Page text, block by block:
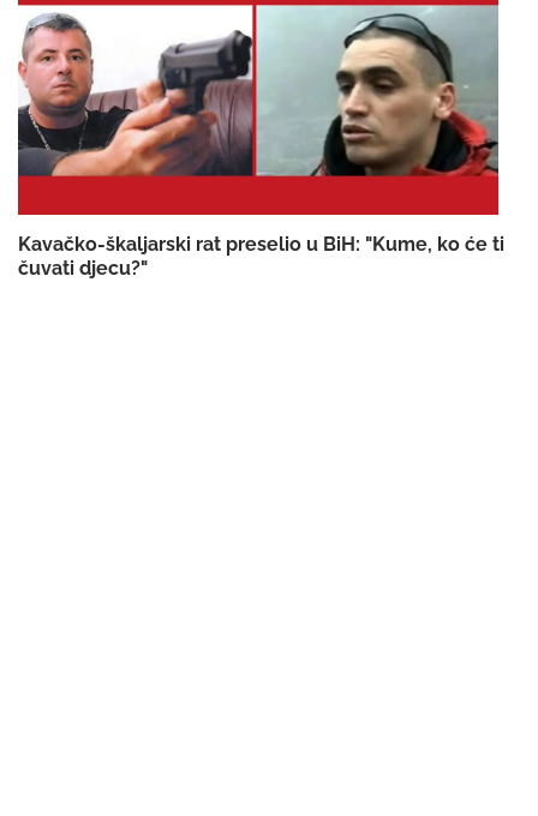
Kavačko-škaljarski rat preselio u BiH: "Kume, ko će ti
čuvati djecu?"